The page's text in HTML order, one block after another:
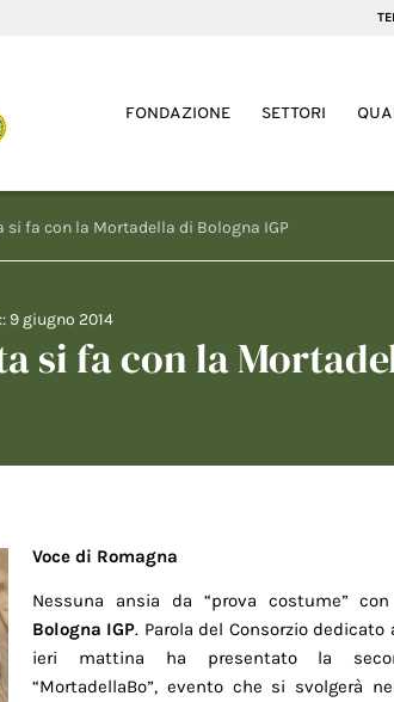
FONDAZIONE SETTORI
si fa con la Mortadella di Bologna IGP
:: 9 giugno 2014
si fa con la
Voce di Romagna
Nessuna ansia da “prova costume”
Bologna IGP. Parola del Consorzio dedicato
ieri mattina ha presentato la
“MortadellaBo”, evento che si svolgerà